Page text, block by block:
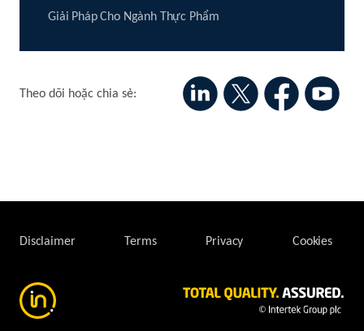
Giải Pháp Cho Ngành Thực Phẩm
Theo dõi hoặc chia sẻ:
Disclaimer Terms Privacy Cookies